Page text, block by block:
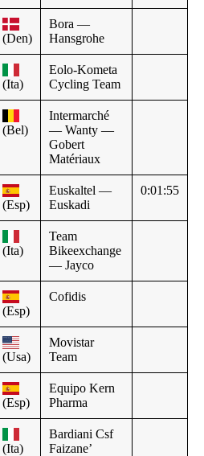
(Den)
Bora —
Hansgrohe
(Ita)
Eolo-Kometa
Cycling Team
(Bel)
Intermarché
— Wanty —
Gobert
Matériaux
(Esp)
Euskaltel —
Euskadi
0:01:55
(Ita)
Team
Bikeexchange
— Jayco
(Esp)
Cofidis
(Usa)
Movistar
Team
(Esp)
Equipo Kern
Pharma
(Ita)
Bardiani Csf
Faizane’